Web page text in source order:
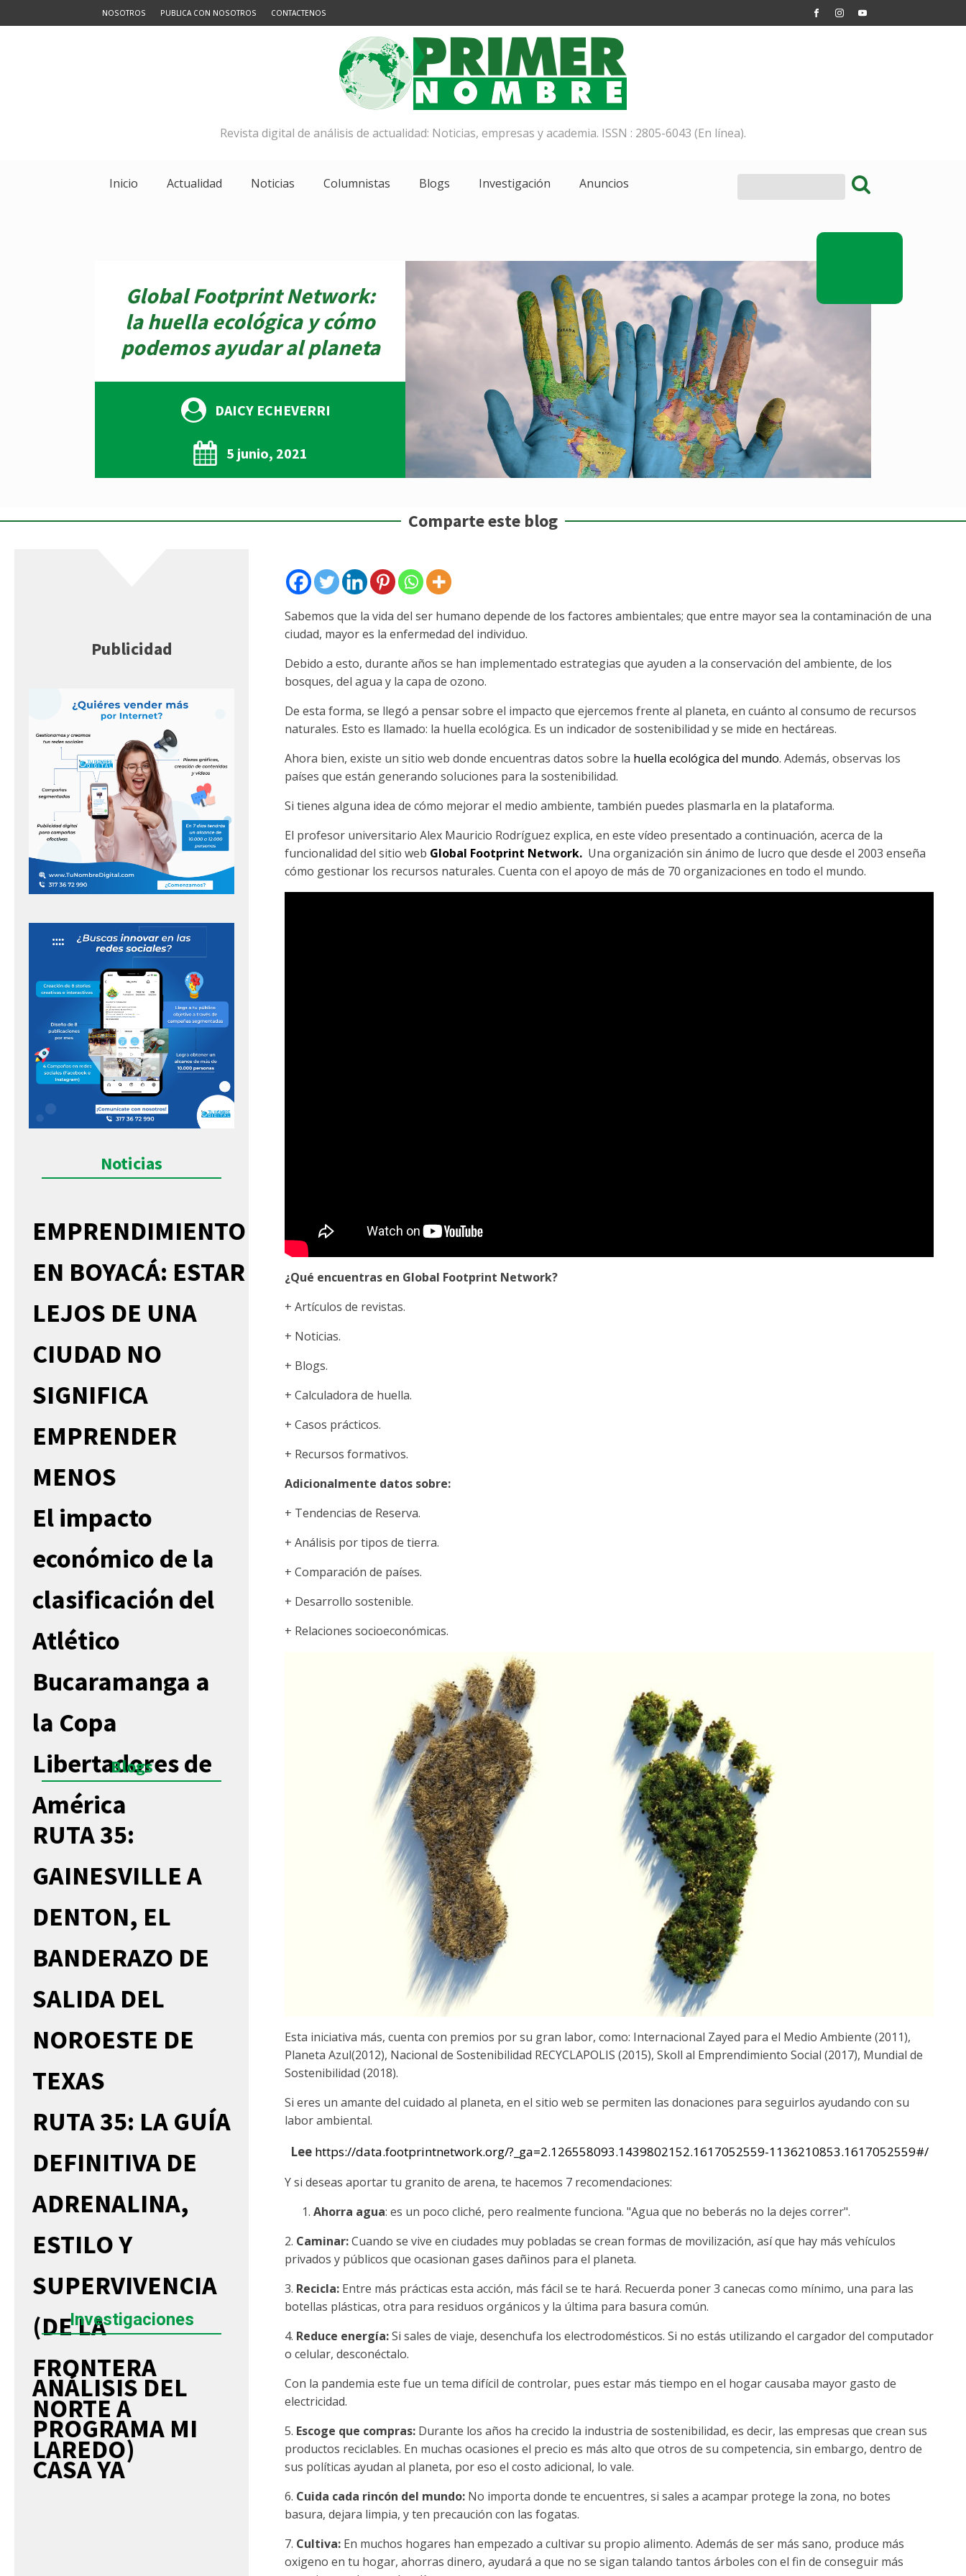
NOSOTROS PUBLICA CON NOSOTROS CONTACTENOS
Revista digital de análisis de actualidad: Noticias, empresas y academia. ISSN : 2805-6043 (En línea).
Inicio Actualidad Noticias Columnistas Blogs Investigación Anuncios
Global Footprint Network:
la huella ecológica y cómo
podemos ayudar al planeta
DAICY ECHEVERRI
5 junio, 2021
Comparte este blog
Publicidad
Noticias
EMPRENDIMIENTO
EN BOYACÁ: ESTAR
LEJOS DE UNA
CIUDAD NO
SIGNIFICA
EMPRENDER
MENOS
El impacto
económico de la
clasificación del
Atlético
Bucaramanga a
la Copa
Libertadores de
América
Blogs
RUTA 35:
GAINESVILLE A
DENTON, EL
BANDERAZO DE
SALIDA DEL
NOROESTE DE
TEXAS
RUTA 35: LA GUÍA
DEFINITIVA DE
ADRENALINA,
ESTILO Y
SUPERVIVENCIA
(DE LA
FRONTERA
NORTE A
LAREDO)
Investigaciones
ANÁLISIS DEL
PROGRAMA MI
CASA YA
Sabemos que la vida del ser humano depende de los factores ambientales; que entre mayor sea la contaminación de una
ciudad, mayor es la enfermedad del individuo.
Debido a esto, durante años se han implementado estrategias que ayuden a la conservación del ambiente, de los
bosques, del agua y la capa de ozono.
De esta forma, se llegó a pensar sobre el impacto que ejercemos frente al planeta, en cuánto al consumo de recursos
naturales. Esto es llamado: la huella ecológica. Es un indicador de sostenibilidad y se mide en hectáreas.
Ahora bien, existe un sitio web donde encuentras datos sobre la huella ecológica del mundo. Además, observas los
países que están generando soluciones para la sostenibilidad.
Si tienes alguna idea de cómo mejorar el medio ambiente, también puedes plasmarla en la plataforma.
El profesor universitario Alex Mauricio Rodríguez explica, en este vídeo presentado a continuación, acerca de la
funcionalidad del sitio web Global Footprint Network. Una organización sin ánimo de lucro que desde el 2003 enseña
cómo gestionar los recursos naturales. Cuenta con el apoyo de más de 70 organizaciones en todo el mundo.
¿Qué encuentras en Global Footprint Network?
+ Artículos de revistas.
+ Noticias.
+ Blogs.
+ Calculadora de huella.
+ Casos prácticos.
+ Recursos formativos.
Adicionalmente datos sobre:
+ Tendencias de Reserva.
+ Análisis por tipos de tierra.
+ Comparación de países.
+ Desarrollo sostenible.
+ Relaciones socioeconómicas.
Esta iniciativa más, cuenta con premios por su gran labor, como: Internacional Zayed para el Medio Ambiente (2011),
Planeta Azul(2012), Nacional de Sostenibilidad RECYCLAPOLIS (2015), Skoll al Emprendimiento Social (2017), Mundial de
Sostenibilidad (2018).
Si eres un amante del cuidado al planeta, en el sitio web se permiten las donaciones para seguirlos ayudando con su
labor ambiental.
Lee https://data.footprintnetwork.org/?_ga=2.126558093.1439802152.1617052559-1136210853.1617052559#/
Y si deseas aportar tu granito de arena, te hacemos 7 recomendaciones:
Ahorra agua: es un poco cliché, pero realmente funciona. "Agua que no beberás no la dejes correr".
2. Caminar:Cuando se vive en ciudades muy pobladas se crean formas de movilización, así que hay más vehículos
privados y públicos que ocasionan gases dañinos para el planeta.
3. Recicla: Entre más prácticas esta acción, más fácil se te hará. Recuerda poner 3 canecas como mínimo, una para las
botellas plásticas, otra para residuos orgánicos y la última para basura común.
4. Reduce energía:Si sales de viaje, desenchufa los electrodomésticos. Si no estás utilizando el cargador del computador
o celular, desconéctalo.
Con la pandemia este fue un tema difícil de controlar, pues estar más tiempo en el hogar causaba mayor gasto de
electricidad.
5. Escoge que compras: Durante los años ha crecido la industria de sostenibilidad, es decir, las empresas que crean sus
productos reciclables. En muchas ocasiones el precio es más alto que otros de su competencia, sin embargo, dentro de
sus políticas ayudan al planeta, por eso el costo adicional, lo vale.
6. Cuida cada rincón del mundo: No importa donde te encuentres, si sales a acampar protege la zona, no botes
basura, dejara limpia, y ten precaución con las fogatas.
7. Cultiva: En muchos hogares han empezado a cultivar su propio alimento. Además de ser más sano, produce más
oxigeno en tu hogar, ahorras dinero, ayudará a que no se sigan talando tantos árboles con el fin de conseguir más